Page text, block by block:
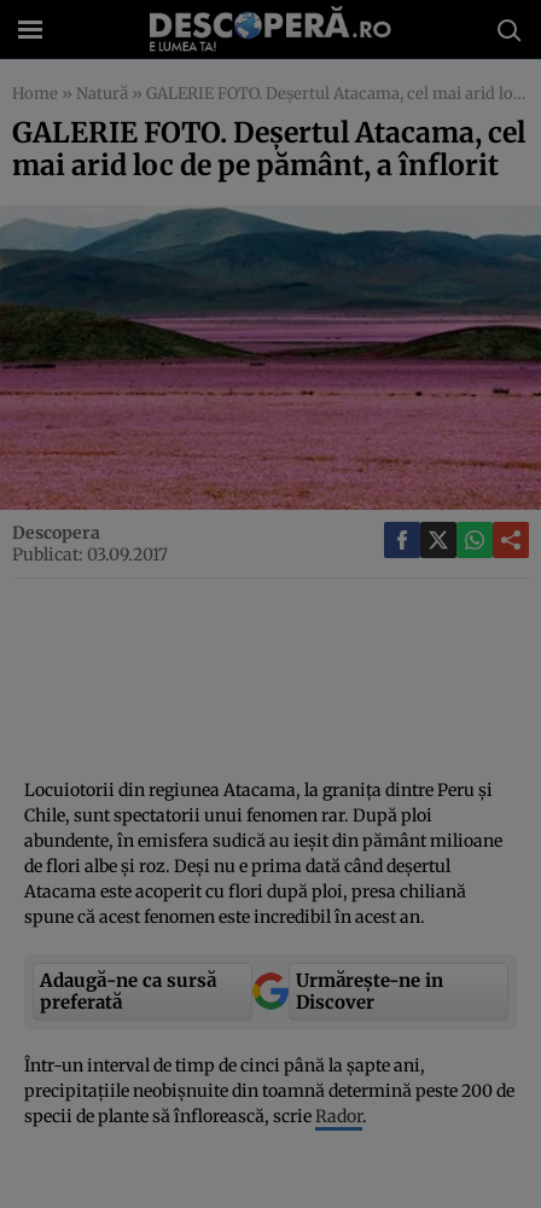
Home » Natură » GALERIE FOTO. Deşertul Atacama, cel mai arid loc de pe pământ, a înflorit
GALERIE FOTO. Deşertul Atacama, cel
mai arid loc de pe pământ, a înflorit
Descopera
Publicat: 03.09.2017
Locuiotorii din regiunea Atacama, la graniţa dintre Peru şi
Chile, sunt spectatorii unui fenomen rar. După ploi
abundente, în emisfera sudică au ieşit din pământ milioane
de flori albe şi roz. Deşi nu e prima dată când deşertul
Atacama este acoperit cu flori după ploi, presa chiliană
spune că acest fenomen este incredibil în acest an.
Adaugă-ne ca sursă
preferată
Urmărește-ne in
Discover
Într-un interval de timp de cinci până la şapte ani,
precipitaţiile neobişnuite din toamnă determină peste 200 de
specii de plante să înflorească, scrieRador.